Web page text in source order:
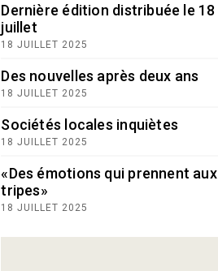
Dernière édition distribuée le 18
juillet
18 JUILLET 2025
Des nouvelles après deux ans
18 JUILLET 2025
Sociétés locales inquiètes
18 JUILLET 2025
«Des émotions qui prennent aux
tripes»
18 JUILLET 2025